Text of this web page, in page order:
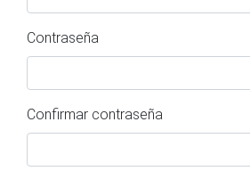
Contraseña
Confirmar contraseña